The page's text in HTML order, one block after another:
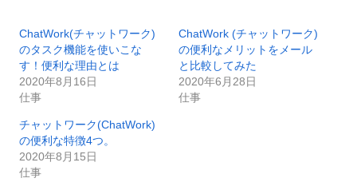
ChatWork(チャットワーク)
のタスク機能を使いこな
す！便利な理由とは
2020年8月16日
仕事
ChatWork (チャットワーク)
の便利なメリットをメール
と比較してみた
2020年6月28日
仕事
チャットワーク(ChatWork)
の便利な特徴4つ。
2020年8月15日
仕事